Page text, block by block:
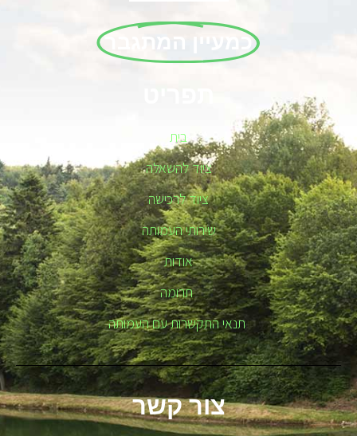
כמעיין המתגבר
בית
ציוד להשאלה
ציוד לרכישה
שירותי העמותה
אודות
תרומה
תנאי התקשרות עם העמותה
צור קשר